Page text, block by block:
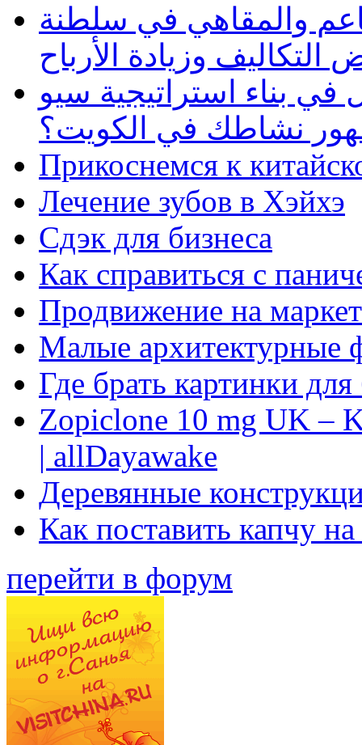
والمقاهي في سلطنة
وزيادة الأرباح
بناء استراتيجية سيو
نشاطك في الكويت؟
Прикоснемся к
Лечение зубов в Хэйхэ
Сдэк для бизнеса
Как справиться с
Продвижение на
Малые архитектурные
Где брать картинки
Zopiclone 10 mg UK –
| allDayawake
Деревянные
Как поставить капчу
перейти в форум